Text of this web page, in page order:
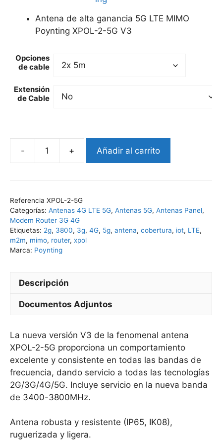
Antena de alta ganancia 5G LTE MIMO
Poynting XPOL-2-5G V3
Opciones
de cable
Extensión
de Cable
ANTENA
MIMO
2-
617-
3800
Añadir al carrito
Referencia XPOL-2-5G
Categorías: Antenas 4G LTE 5G, Antenas 5G, Antenas Panel,
Modem Router 3G 4G
Etiquetas: 2g, 3800, 3g, 4G, 5g, antena, cobertura, iot, LTE,
m2m, mimo, router, xpol
Marca: Poynting
Descripción
Documentos Adjuntos
La nueva versión V3 de la fenomenal antena
XPOL-2-5G proporciona un comportamiento
excelente y consistente en todas las bandas de
frecuencia, dando servicio a todas las tecnologías
2G/3G/4G/5G. Incluye servicio en la nueva banda
de 3400-3800MHz.
Antena robusta y resistente (IP65, IK08),
ruguerizada y ligera.